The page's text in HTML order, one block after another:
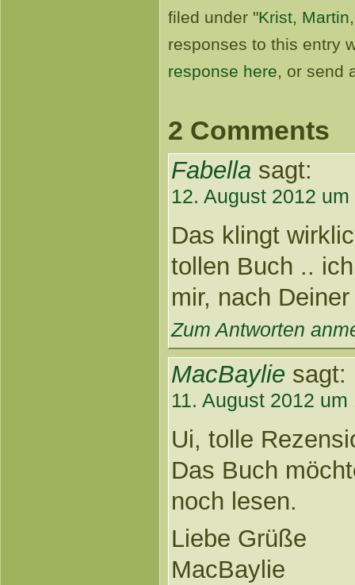
filed under "Krist, Martin
responses to this entry
response here, or send
2 Comments
Fabella sagt:
12. August 2012
Das klingt
tollen Buch ..
mir, nach
Zum Antworten
MacBaylie sagt:
11. August 2012 um
Ui, tolle
Das Buch
noch lesen.
Liebe Grüße
MacBaylie